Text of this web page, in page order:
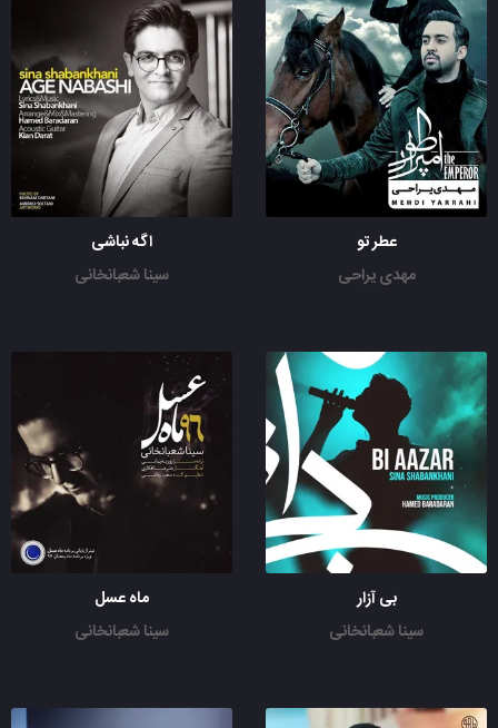
عطر تو
مهدی یراحی
اگه نباشی
سینا شعبانخانی
بی آزار
سینا شعبانخانی
ماه عسل
سینا شعبانخانی